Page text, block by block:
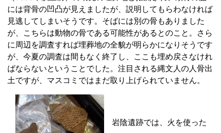
には背骨の凹凸が見えましたが、説明してもらわなければ
見逃してしまいそうです。そばには別の骨もありました
が、こちらは動物の骨である可能性があるとのこと。さら
に周辺を調査すれば埋葬地の全貌が明らかになりそうです
が、今夏の調査は間もなく終了し、ここも埋め戻さなけれ
ばならないということでした。注目される縄文人の人骨出
土ですが、マスコミではまだ取り上げられていません。
岩陰遺跡では、火を使った